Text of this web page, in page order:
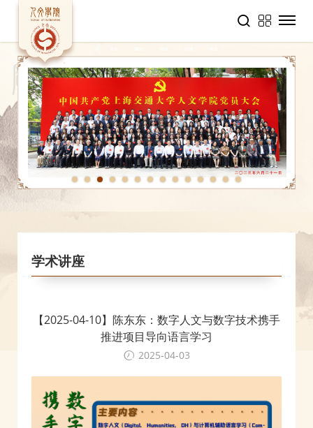
4 5 6 7 8 9 10 11 12 13 14
学术讲座
【2025-04-10】陈东东：数字人文与数字技术携手
推进项目导向语言学习
2025-04-03